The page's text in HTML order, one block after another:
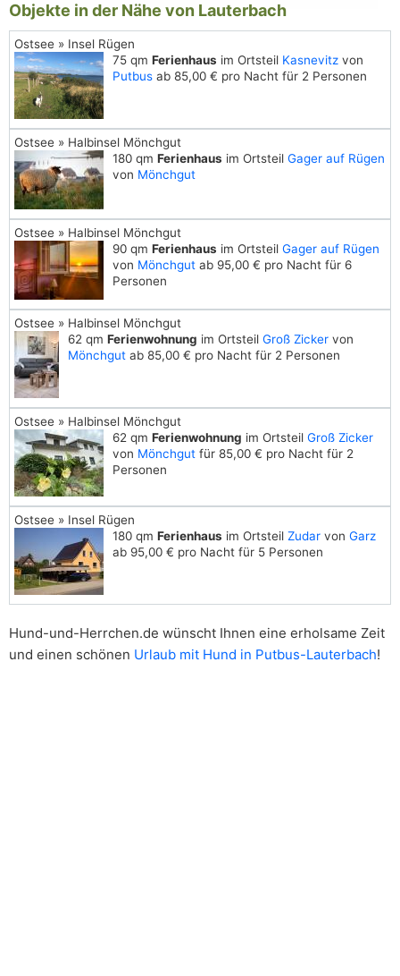
Objekte in der Nähe von Lauterbach
Ostsee » Insel Rügen
75 qm Ferienhaus im Ortsteil Kasnevitz von
Putbus ab 85,00 € pro Nacht für 2 Personen
Ostsee » Halbinsel Mönchgut
180 qm Ferienhaus im Ortsteil Gager auf Rügen
von Mönchgut
Ostsee » Halbinsel Mönchgut
90 qm Ferienhaus im Ortsteil Gager auf Rügen
von Mönchgut ab 95,00 € pro Nacht für 6
Personen
Ostsee » Halbinsel Mönchgut
62 qm Ferienwohnung im Ortsteil Groß Zicker von
Mönchgut ab 85,00 € pro Nacht für 2 Personen
Ostsee » Halbinsel Mönchgut
62 qm Ferienwohnung im Ortsteil Groß Zicker
von Mönchgut für 85,00 € pro Nacht für 2
Personen
Ostsee » Insel Rügen
180 qm Ferienhaus im Ortsteil Zudar von Garz
ab 95,00 € pro Nacht für 5 Personen
Hund-und-Herrchen.de wünscht Ihnen eine erholsame Zeit
und einen schönen Urlaub mit Hund in Putbus-Lauterbach!